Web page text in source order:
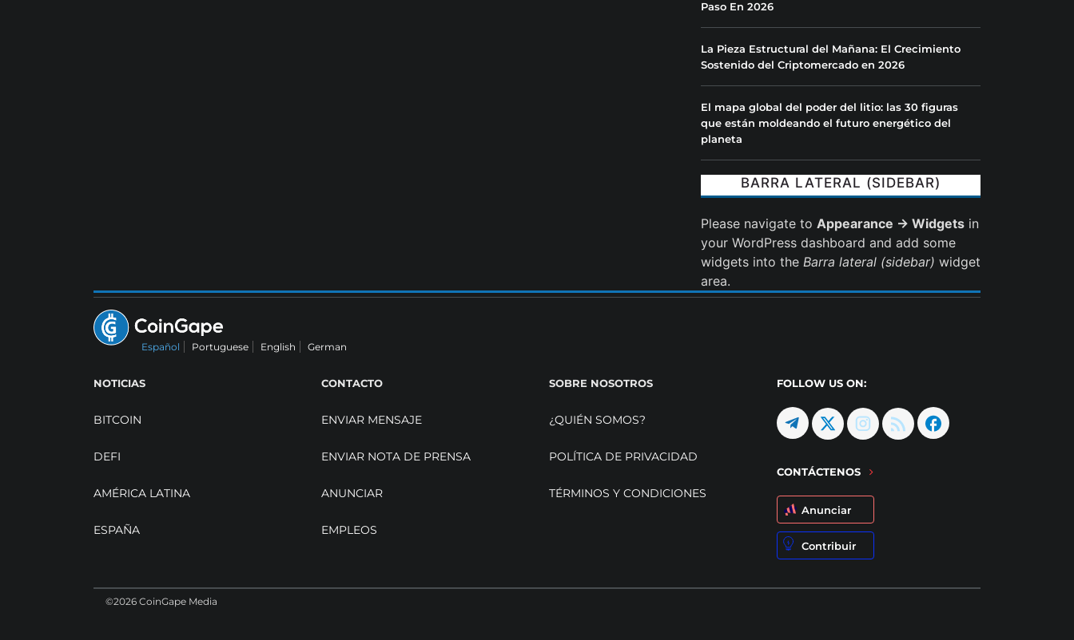
Paso En 2026
La Pieza Estructural del Mañana: El Crecimiento
Sostenido del Criptomercado en 2026
El mapa global del poder del litio: las 30 figuras
que están moldeando el futuro energético del
planeta
BARRA LATERAL (SIDEBAR)
Please navigate to Appearance → Widgets in
your WordPress dashboard and add some
widgets into the Barra lateral (sidebar) widget
area.
Español Portuguese English German
NOTICIAS
BITCOIN
DEFI
AMÉRICA LATINA
ESPAÑA
CONTACTO
ENVIAR MENSAJE
ENVIAR NOTA DE PRENSA
ANUNCIAR
EMPLEOS
SOBRE NOSOTROS
¿QUIÉN SOMOS?
POLÍTICA DE PRIVACIDAD
TÉRMINOS Y CONDICIONES
FOLLOW US ON:
CONTÁCTENOS
Anunciar
Contribuir
©2026 CoinGape Media